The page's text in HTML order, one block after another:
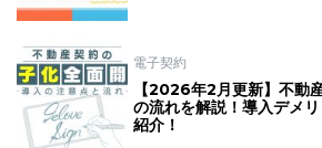
電子契約
【2026年2月更新】不動
の流れを解説！導入デメ
紹介！